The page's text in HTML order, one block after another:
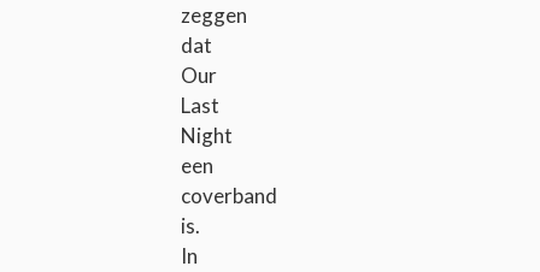
zeggen
dat
Our
Last
Night
een
coverband
is.
In